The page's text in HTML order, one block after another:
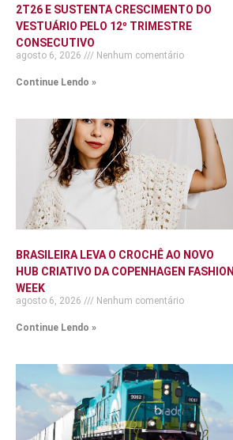
2T26 E SUSTENTA CRESCIMENTO DO
VESTUÁRIO PELO 12º TRIMESTRE
CONSECUTIVO
agosto 6, 2026 Nenhum comentário
Continue Lendo »
BRASILEIRA LEVA O CROCHÊ AO NOVO
HUB CRIATIVO DA COPENHAGEN FASHION
WEEK
agosto 6, 2026 Nenhum comentário
Continue Lendo »